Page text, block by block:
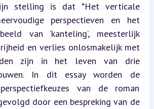
stelling is dat *Het verticale
perspectieven en het
van ‘kanteling’, meesterlijk
en verlies onlosmakelijk met
zijn in het leven van drie
In dit essay worden de
van de roman
door een bespreking van de